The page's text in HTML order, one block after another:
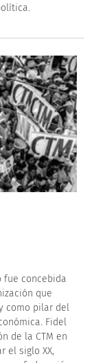
fue concebida
que
como pilar del
Fidel
de la CTM en
el siglo XX,